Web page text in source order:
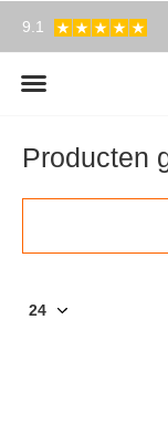
9.1
Producten